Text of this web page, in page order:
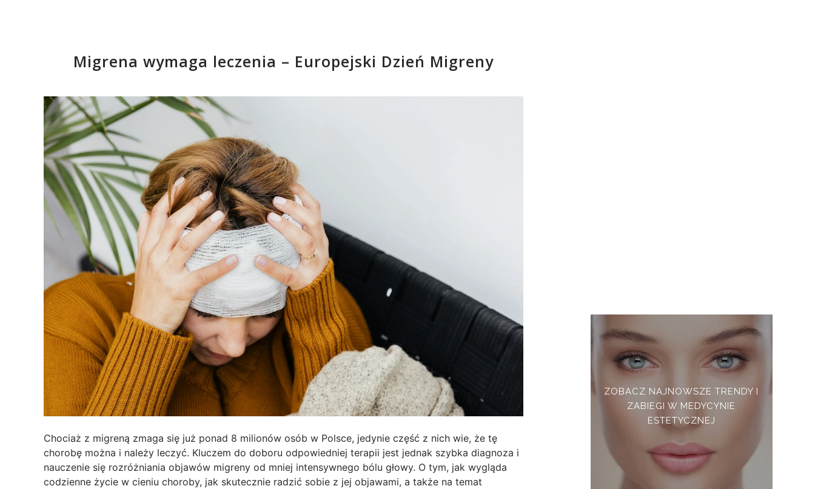
Migrena wymaga leczenia – Europejski Dzień Migreny
Chociaż z migreną zmaga się już ponad 8 milionów osób w Polsce, jedynie część z nich wie, że tę
chorobę można i należy leczyć. Kluczem do doboru odpowiedniej terapii jest jednak szybka diagnoza i
nauczenie się rozróżniania objawów migreny od mniej intensywnego bólu głowy. O tym, jak wygląda
codzienne życie w cieniu choroby, jak skutecznie radzić sobie z jej objawami, a także na temat
ZOBACZ NAJNOWSZE TRENDY I
ZABIEGI W MEDYCYNIE
ESTETYCZNEJ